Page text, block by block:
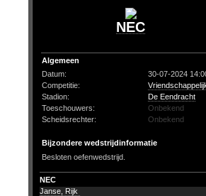
NEC
Algemeen
Datum:
30-07-2024
Competitie:
Stadion:
De Eendracht
Toeschouwers:
Onbekend
Scheidsrechter:
Onbekend
Bijzondere wedstrijdinformatie
Besloten oefenwedstrijd.
NEC
Janse, Rijk